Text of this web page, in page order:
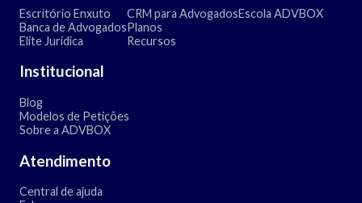
Escritório Enxuto
Banca de Advogados
Elite Jurídica
CRM para Advogados
Planos
Recursos
Escola ADVBOX
Institucional
Blog
Modelos de Petições
Sobre a ADVBOX
Atendimento
Central de ajuda